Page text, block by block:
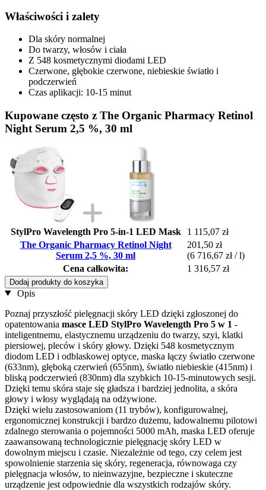
Właściwości i zalety
Dla skóry normalnej
Do twarzy, włosów i ciała
Z 548 kosmetycznymi diodami LED
Czerwone, głębokie czerwone, niebieskie światło i
podczerwień
Czas aplikacji: 10-15 minut
Kupowane często z The Organic Pharmacy Retinol
Night Serum 2,5 %, 30 ml
StylPro Wavelength Pro 5-in-1 LED Mask
1 115,07 zł
The Organic Pharmacy Retinol Night
Serum 2,5 %, 30 ml
201,50 zł
(6 716,67 zł / l)
Cena całkowita:
1 316,57 zł
Dodaj produkty do koszyka
Opis
Poznaj przyszłość pielęgnacji skóry LED dzięki zgłoszonej do
opatentowania masce LED StylPro Wavelength Pro 5 w 1 -
inteligentnemu, elastycznemu urządzeniu do twarzy, szyi, klatki
piersiowej, pleców i skóry głowy. Dzięki 548 kosmetycznym
diodom LED i odblaskowej optyce, maska łączy światło czerwone
(633nm), głęboką czerwień (655nm), światło niebieskie (415nm) i
bliską podczerwień (830nm) dla szybkich 10-15-minutowych sesji.
Dzięki temu skóra staje się gładsza i bardziej jednolita, a skóra
głowy i włosy wyglądają na odżywione.
Dzięki wielu zastosowaniom (11 trybów), konfigurowalnej,
ergonomicznej konstrukcji i bardzo dużemu, ładowalnemu pilotowi
zdalnego sterowania o pojemności 5000 mAh, maska LED oferuje
zaawansowaną technologicznie pielęgnację skóry LED w
dowolnym miejscu i czasie. Niezależnie od tego, czy celem jest
spowolnienie starzenia się skóry, regeneracja, równowaga czy
pielęgnacja włosów, to nieinwazyjne, bezpieczne i skuteczne
urządzenie jest odpowiednie dla wszystkich rodzajów skóry.